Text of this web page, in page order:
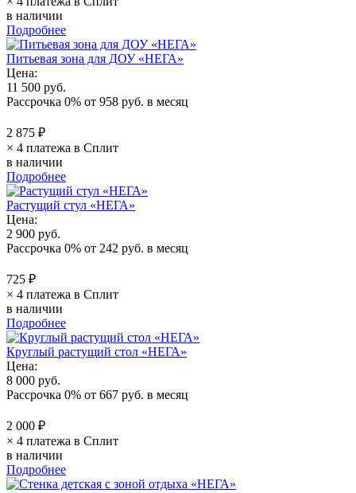
в наличии
Подробнее
Питьевая зона для ДОУ «НЕГА»
Цена:
11 500 руб.
Рассрочка 0% от 958 руб. в месяц
2 875 ₽
× 4 платежа в Сплит
в наличии
Подробнее
Растущий стул «НЕГА»
Цена:
2 900 руб.
Рассрочка 0% от 242 руб. в месяц
725 ₽
× 4 платежа в Сплит
в наличии
Подробнее
Круглый растущий стол «НЕГА»
Цена:
8 000 руб.
Рассрочка 0% от 667 руб. в месяц
2 000 ₽
× 4 платежа в Сплит
в наличии
Подробнее